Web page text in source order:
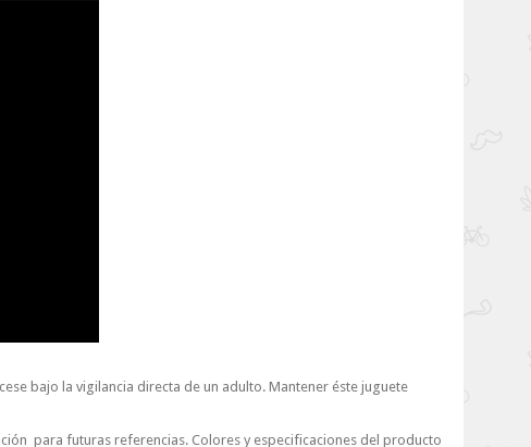
bajo la vigilancia directa de un adulto. Mantener éste juguete
para futuras referencias. Colores y especificaciones del producto